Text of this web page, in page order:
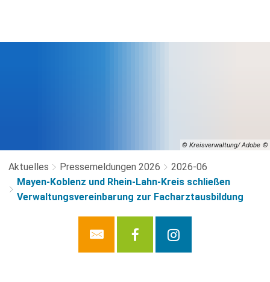
© Kreisverwaltung/ Adobe
Aktuelles Pressemeldungen 2026
2026-06
Mayen-Koblenz und Rhein-Lahn-Kreis schließen
Verwaltungsvereinbarung zur Facharztausbildung